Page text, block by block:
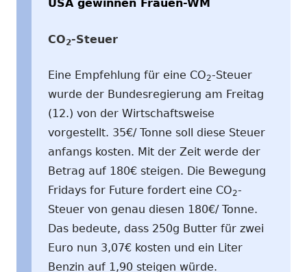
USA gewinnen Frauen-WM
CO2-Steuer
Eine Empfehlung für eine CO2-Steuer
wurde der Bundesregierung am Freitag
(12.) von der Wirtschaftsweise
vorgestellt. 35€/ Tonne soll diese Steuer
anfangs kosten. Mit der Zeit werde der
Betrag auf 180€ steigen. Die Bewegung
Fridays for Future fordert eine CO2-
Steuer von genau diesen 180€/ Tonne.
Das bedeute, dass 250g Butter für zwei
Euro nun 3,07€ kosten und ein Liter
Benzin auf 1,90 steigen würde.